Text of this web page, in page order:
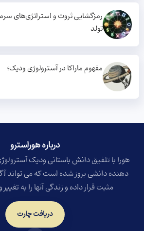
رمزگشایی ثروت و استراتژی‌های
تولد
مفهوم ماراکا در آسترولوژی ودیک؛
درباره هوراسترو​
هورا با تلفیق دانش باستانی ودیک
دهنده دانشی بروز شده است که می تواند
مثبت قرار داده و زندگی آنها را به
دریافت چارت